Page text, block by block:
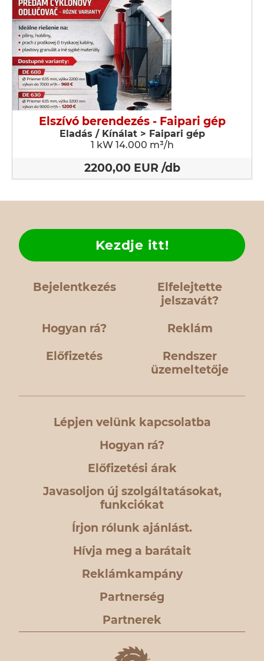
Elszívó berendezés - Faipari gép
Eladás / Kínálat > Faipari gép
1 kW 14.000 m³/h
2200,00 EUR /db
Bejelentkezés
Elfelejtette
jelszavát?
Hogyan rá?
Kezdje itt!
Reklám
Előfizetés
Rendszer
üzemeltetője
Lépjen velünk kapcsolatba
Hogyan rá?
Előfizetési árak
Javasoljon új szolgáltatásokat,
funkciókat
Írjon rólunk ajánlást.
Hívja meg a barátait
Reklámkampány
Partnerség
Partnerek